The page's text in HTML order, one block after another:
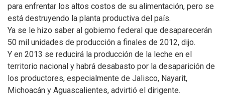
para enfrentar los altos costos de su alimentación, pero se
está destruyendo la planta productiva del país.
Ya se le hizo saber al gobierno federal que desaparecerán
50 mil unidades de producción a finales de 2012, dijo.
Y en 2013 se reducirá la producción de la leche en el
territorio nacional y habrá desabasto por la desaparición de
los productores, especialmente de Jalisco, Nayarit,
Michoacán y Aguascalientes, advirtió el dirigente.